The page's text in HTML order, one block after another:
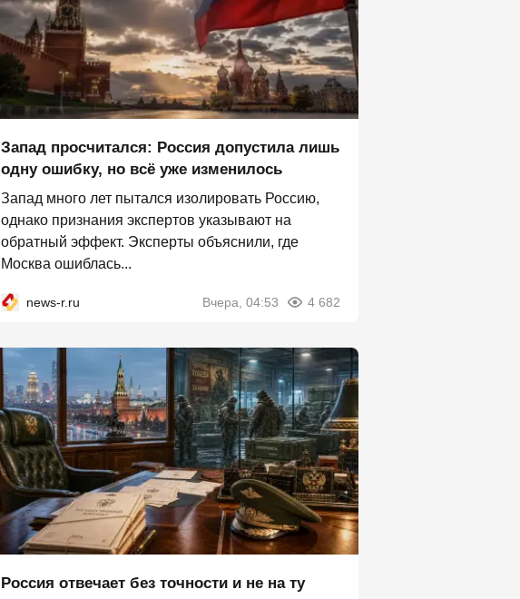
Запад просчитался: Россия допустила лишь
одну ошибку, но всё уже изменилось
Запад много лет пытался изолировать Россию,
однако признания экспертов указывают на
обратный эффект. Эксперты объяснили, где
Москва ошиблась...
news-r.ru Вчера, 04:53 4 682
Россия отвечает без точности и не на ту